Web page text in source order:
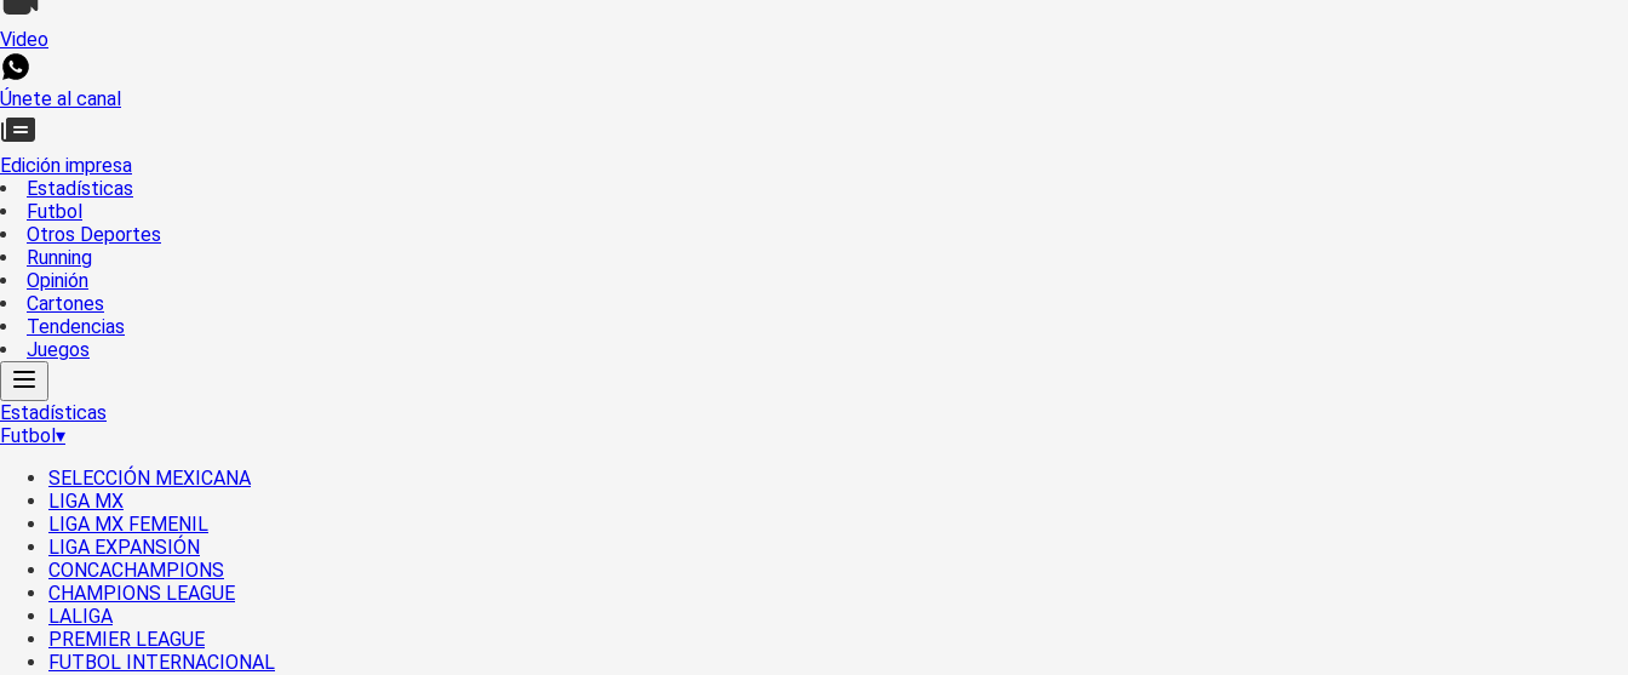
Video
Únete al canal
Edición impresa
Estadísticas
Futbol
Otros Deportes
Running
Opinión
Cartones
Tendencias
Juegos
Estadísticas
Futbol▾
SELECCIÓN MEXICANA
LIGA MX
LIGA MX FEMENIL
LIGA EXPANSIÓN
CONCACHAMPIONS
CHAMPIONS LEAGUE
LALIGA
PREMIER LEAGUE
FUTBOL INTERNACIONAL